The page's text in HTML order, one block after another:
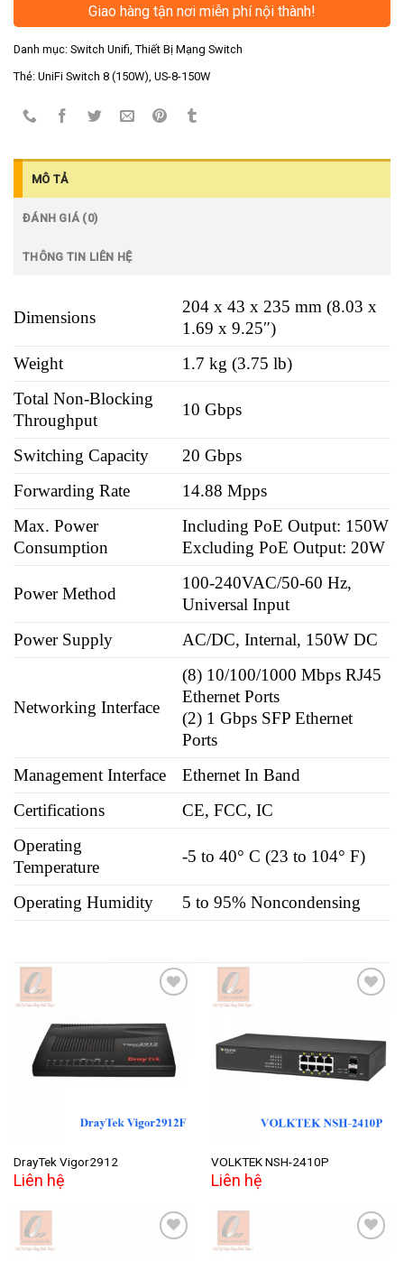
Giao hàng tận nơi miễn phí nội thành!
Danh mục: Switch Unifi, Thiết Bị Mạng Switch
Thẻ: UniFi Switch 8 (150W), US-8-150W
MÔ TẢ
ĐÁNH GIÁ (0)
THÔNG TIN LIÊN HỆ
Dimensions
204 x 43 x 235 mm (8.03 x
1.69 x 9.25″)
Weight
1.7 kg (3.75 lb)
Total Non-Blocking
Throughput
10 Gbps
Switching Capacity
20 Gbps
Forwarding Rate
14.88 Mpps
Max. Power
Consumption
Including PoE Output: 150W
Excluding PoE Output: 20W
Power Method
100-240VAC/50-60 Hz,
Universal Input
Power Supply
AC/DC, Internal, 150W DC
Networking Interface
(8) 10/100/1000 Mbps RJ45
Ethernet Ports
(2) 1 Gbps SFP Ethernet
Ports
Management Interface
Ethernet In Band
Certifications
CE, FCC, IC
Operating
Temperature
-5 to 40° C (23 to 104° F)
Operating Humidity 5 to 95% Noncondensing
Add to
wishlist
DrayTek Vigor2912
Liên hệ
Add to
wishlist
VOLKTEK NSH-2410P
Liên hệ